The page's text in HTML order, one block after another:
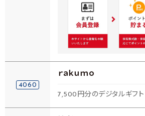
4060
ｒａｋｕｍｏ
7,500円分のデジタルギフト（